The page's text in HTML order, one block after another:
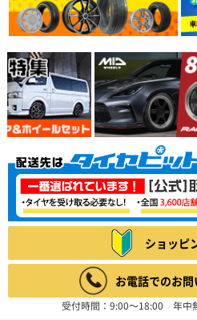
ショッピ
お電話でのお
受付時間：9:00～18:00 年中